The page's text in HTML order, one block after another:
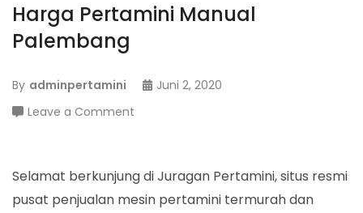
Harga Pertamini Manual
Palembang
By adminpertamini
Juni 2, 2020
Leave a Comment
Manual
Palembang
Selamat berkunjung di Juragan Pertamini, situs resmi
pusat penjualan mesin pertamini termurah dan